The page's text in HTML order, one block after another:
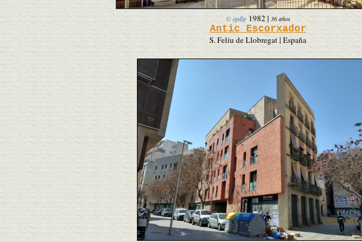
© epdlp 1982| 36 años
Antic Escorxador
S. Feliu de Llobregat | España